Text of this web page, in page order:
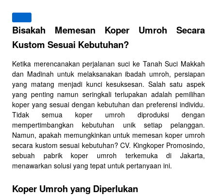
Bisakah Memesan Koper Umroh Secara
Kustom Sesuai Kebutuhan?
Ketika merencanakan perjalanan suci ke Tanah Suci Makkah
dan Madinah untuk melaksanakan ibadah umroh, persiapan
yang matang menjadi kunci kesuksesan. Salah satu aspek
yang penting namun seringkali terlupakan adalah pemilihan
koper yang sesuai dengan kebutuhan dan preferensi individu.
Tidak semua koper umroh diproduksi dengan
mempertimbangkan kebutuhan unik setiap pelanggan.
Namun, apakah memungkinkan untuk memesan koper umroh
secara kustom sesuai kebutuhan? CV. Kingkoper Promosindo,
sebuah pabrik koper umroh terkemuka di Jakarta,
menawarkan solusi yang tepat untuk pertanyaan ini.
Koper Umroh yang Diperlukan